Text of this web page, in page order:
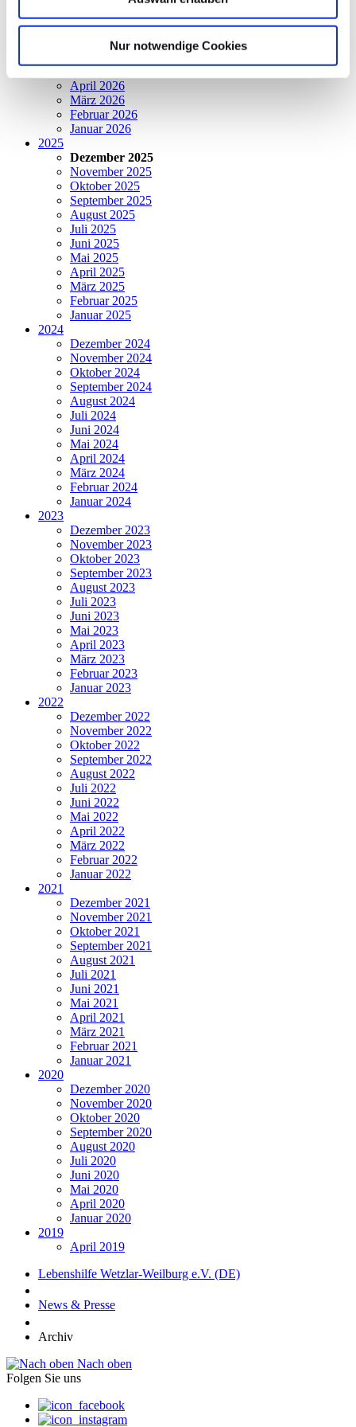
Nur notwendige Cookies
2026
August 2026
Juli 2026
April 2026
März 2026
Februar 2026
Januar 2026
2025
Dezember 2025
November 2025
Oktober 2025
September 2025
August 2025
Juli 2025
Juni 2025
Mai 2025
April 2025
März 2025
Februar 2025
Januar 2025
2024
Dezember 2024
November 2024
Oktober 2024
September 2024
August 2024
Juli 2024
Juni 2024
Mai 2024
April 2024
März 2024
Februar 2024
Januar 2024
2023
Dezember 2023
November 2023
Oktober 2023
September 2023
August 2023
Juli 2023
Juni 2023
Mai 2023
April 2023
März 2023
Februar 2023
Januar 2023
2022
Dezember 2022
November 2022
Oktober 2022
September 2022
August 2022
Juli 2022
Juni 2022
Mai 2022
April 2022
März 2022
Februar 2022
Januar 2022
2021
Dezember 2021
November 2021
Oktober 2021
September 2021
August 2021
Juli 2021
Juni 2021
Mai 2021
April 2021
März 2021
Februar 2021
Januar 2021
2020
Dezember 2020
November 2020
Oktober 2020
September 2020
August 2020
Juli 2020
Juni 2020
Mai 2020
April 2020
Januar 2020
2019
April 2019
Lebenshilfe Wetzlar-Weilburg e.V. (DE)
News & Presse
Archiv
Nach oben
Folgen Sie uns